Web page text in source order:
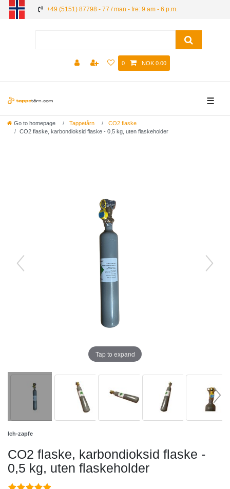
+49 (5151) 87798 - 77 / man - fre: 9 am - 6 p.m.
0 NOK 0.00
☰
Go to homepage Tappetårn
CO2 flaske
CO2 flaske, karbondioksid flaske - 0,5 kg, uten flaskeholder
Tap to expand
Ich-zapfe
CO2 flaske, karbondioksid flaske -
0,5 kg, uten flaskeholder